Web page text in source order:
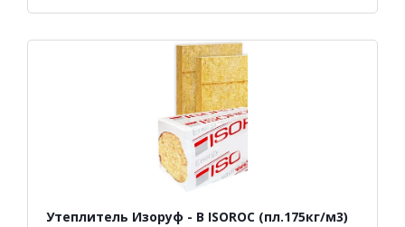
Утеплитель Изоруф - В ISOROC (пл.175кг/м3)